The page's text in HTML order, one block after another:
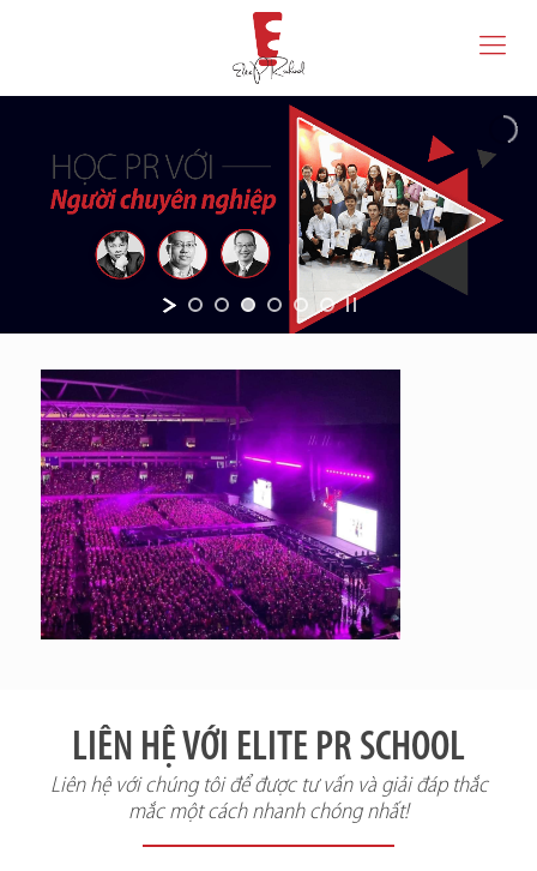
LIÊN HỆ VỚI ELITE PR SCHOOL
Liên hệ với chúng tôi để được tư vấn và giải đáp thắc
mắc một cách nhanh chóng nhất!